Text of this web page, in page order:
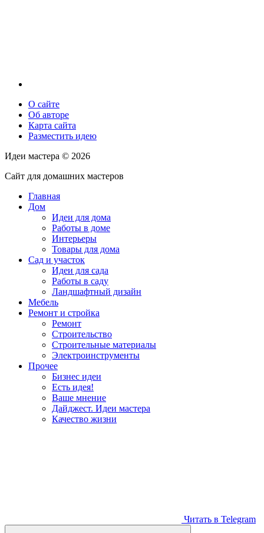
О сайте
Об авторе
Карта сайта
Разместить идею
Идеи мастера © 2026
Сайт для домашних мастеров
Главная
Дом
Идеи для дома
Работы в доме
Интерьеры
Товары для дома
Сад и участок
Идеи для сада
Работы в саду
Ландшафтный дизайн
Мебель
Ремонт и стройка
Ремонт
Строительство
Строительные материалы
Электроинструменты
Прочее
Бизнес идеи
Есть идея!
Ваше мнение
Дайджест. Идеи мастера
Качество жизни
Читать в Telegram